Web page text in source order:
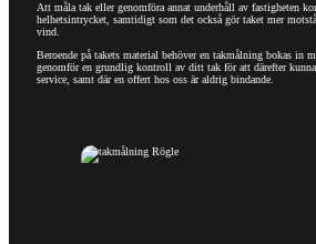
Att måla tak eller genomföra annat underhåll av fastigheten
helhetsintrycket, samtidigt som det också gör taket mer
vind.
Beroende på takets material behöver en takmålning bokas in
genomför en grundlig kontroll av ditt tak för att därefter kunna
service, samt där en offert hos oss är aldrig bindande.